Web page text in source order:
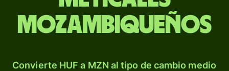
mozambiqueños
Convierte HUF a MZN al tipo de cambio medio